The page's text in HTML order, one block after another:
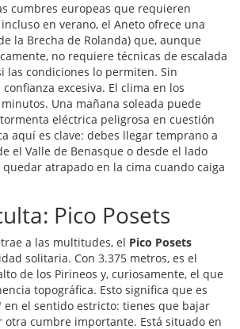
cumbres europeas que requieren
en verano, el Aneto ofrece una
la Brecha de Rolanda) que, aunque
no requiere técnicas de escalada
las condiciones lo permiten. Sin
excesiva. El clima en los
Una mañana soleada puede
eléctrica peligrosa en cuestión
aquí es clave: debes llegar temprano a
el Valle de Benasque o desde el lado
atrapado en la cima cuando caiga
Pico Posets
a las multitudes, el Pico Posets
solitaria. Con 3.375 metros, es el
de los Pirineos y, curiosamente, el que
topográfica. Esto significa que es
el sentido estricto: tienes que bajar
otra cumbre importante. Está situado en